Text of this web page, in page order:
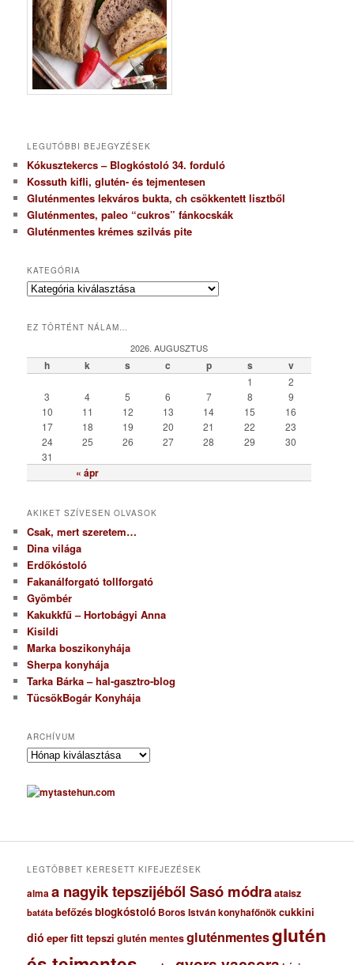
LEGUTÓBBI BEJEGYZÉSEK
Kókusztekercs – Blogkóstoló 34. forduló
Kossuth kifli, glutén- és tejmentesen
Gluténmentes lekváros bukta, ch csökkentett lisztből
Gluténmentes, paleo “cukros” fánkocskák
Gluténmentes krémes szilvás pite
KATEGÓRIA
K
e
r
EZ TÖRTÉNT NÁLAM…
2026. AUGUSZTUS
h k s c p s v
« ápr
1
2
3
4 5 6 7 8
9
10
11 12 13 14 15
16
17
18 19 20 21 22
23
24
25 26 27 28 29
30
31
AKIKET SZÍVESEN OLVASOK
Csak, mert szeretem…
Dina világa
Erdőkóstoló
Fakanálforgató tollforgató
Gyömbér
Kakukkfű – Hortobágyi Anna
Kisildi
Marka boszikonyhája
Sherpa konyhája
Tarka Bárka – hal-gasztro-blog
TücsökBogár Konyhája
ARCHÍVUM
A
c
h
u
LEGTÖBBET KERESETT KIFEJEZÉSEK
almaa nagyik tepszijéből Sasó módraataisz
batáta befőzésblogkóstoló Boros István konyhafőnökcukkini
dió eperfitt tepszi glutén mentesgluténmentesglutén